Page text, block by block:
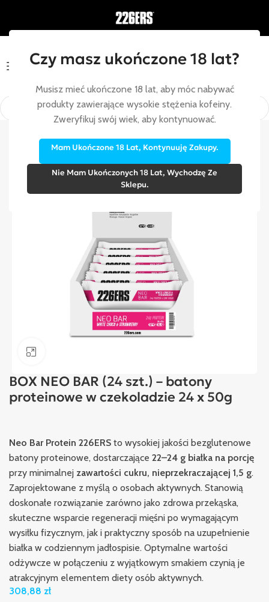
Czy masz ukończone 18 lat?
Musisz mieć ukończone 18 lat, aby móc nabywać
produkty zawierające wysokie stężenia kofeiny.
Zweryfikuj swój wiek, aby kontynuować.
Mam Ukończone 18 Lat, Kontynuuję Zakupy.
Nie Mam Ukończonych 18 Lat, Wychodzę Ze
Sklepu.
Menu
Strona główna/Opakowania zbiorcze
BOX NEO BAR (24 szt.) – batony
proteinowe w czekoladzie 24 x 50g
Neo Bar Protein 226ERS to wysokiej jakości bezglutenowe
batony proteinowe, dostarczające 22–24 g białka na porcję
przy minimalnej zawartości cukru, nieprzekraczającej 1,5 g.
Zaprojektowane z myślą o osobach aktywnych. Stanowią
doskonałe rozwiązanie zarówno jako zdrowa przekąska,
skuteczne wsparcie regeneracji mięśni po wymagającym
wysiłku fizycznym, jak i praktyczny sposób na uzupełnienie
białka w codziennym jadłospisie. Optymalne wartości
odżywcze w połączeniu z wyjątkowym smakiem czynią je
atrakcyjnym elementem diety osób aktywnych.
308,88 zł